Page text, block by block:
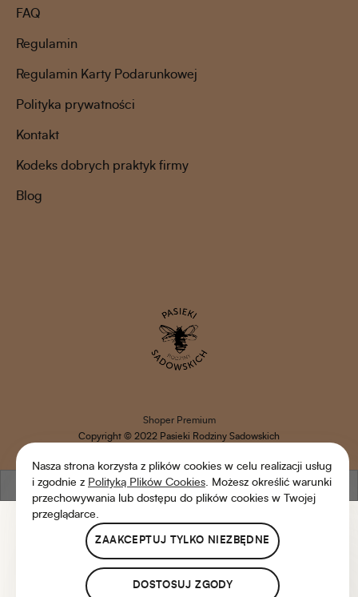
FAQ
Regulamin
Regulamin Karty Podarunkowej
Polityka prywatności
Kontakt
Kodeks dobrych praktyk firmy
Blog
Copyright © 2022 Pasieki Rodziny Sadowskich
Shoper Premium
pokaż pełną wersję strony
Nasza strona korzysta z plików cookies w celu realizacji usług
i zgodnie z Polityką Plików Cookies. Możesz określić warunki
przechowywania lub dostępu do plików cookies w Twojej
przeglądarce.
ZAAKCEPTUJ TYLKO NIEZBĘDNE
DOSTOSUJ ZGODY